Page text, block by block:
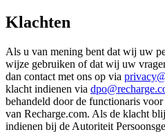
Klachten
Als u van mening bent dat wij uw
wijze gebruiken of dat wij uw
dan contact met ons op via
klacht indienen via
behandeld door de functionaris
van Recharge.com. Als de klacht
indienen bij de Autoriteit